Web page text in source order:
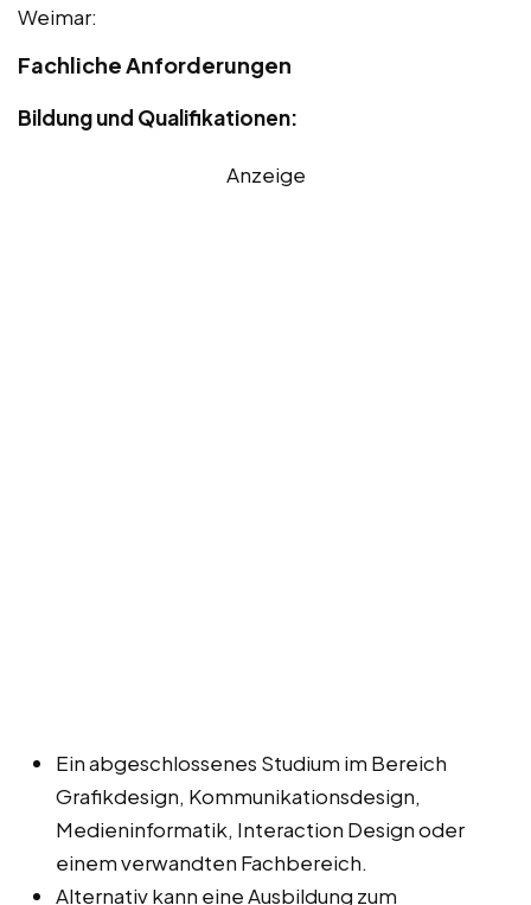
Weimar:
Fachliche Anforderungen
Bildung und Qualifikationen:
Anzeige
Ein abgeschlossenes Studium im Bereich
Grafikdesign, Kommunikationsdesign,
Medieninformatik, Interaction Design oder
einem verwandten Fachbereich.
Alternativ kann eine Ausbildung zum